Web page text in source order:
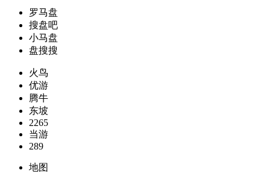
罗马盘
搜盘吧
小马盘
盘搜搜
火鸟
优游
腾牛
东坡
2265
当游
289
地图